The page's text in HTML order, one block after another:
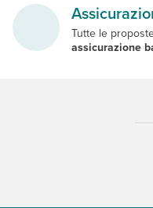
Tutte le
assicurazione